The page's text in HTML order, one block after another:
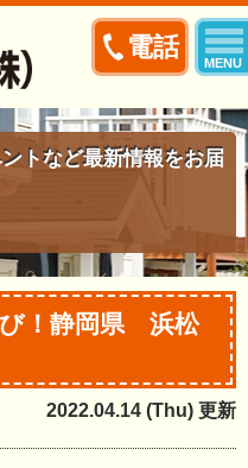
電話
MENU
トなど最新情報をお届
！静岡県 浜松
2022.04.14 (Thu) 更新